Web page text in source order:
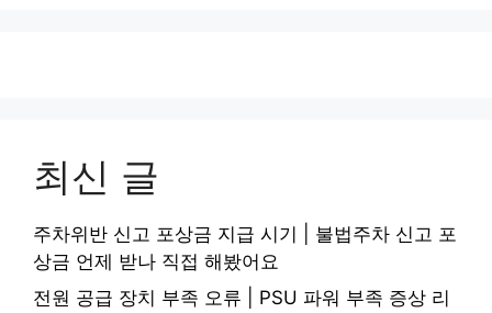
최신 글
주차위반 신고 포상금 지급 시기 | 불법주차 신고 포
상금 언제 받나 직접 해봤어요
전원 공급 장치 부족 오류 | PSU 파워 부족 증상 리